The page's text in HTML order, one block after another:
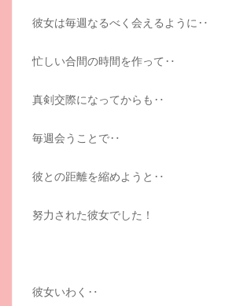
彼女は毎週なるべく会えるように‥
忙しい合間の時間を作って‥
真剣交際になってからも‥
毎週会うことで‥
彼との距離を縮めようと‥
努力された彼女でした！
彼女いわく‥